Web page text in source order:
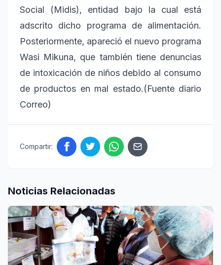
Social (Midis), entidad bajo la cual está
adscrito dicho programa de alimentación.
Posteriormente, apareció el nuevo programa
Wasi Mikuna, que también tiene denuncias
de intoxicación de niños debido al consumo
de productos en mal estado.(Fuente diario
Correo)
Compartir:
Noticias Relacionadas